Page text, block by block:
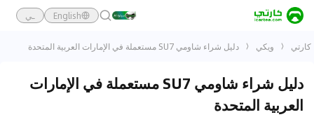
English ـي
كارتي ويكي دليل شراء شاومي SU7 مستعملة في الإمارات العربية المتحدة
دليل شراء شاومي SU7 مستعملة في الإمارات
العربية المتحدة